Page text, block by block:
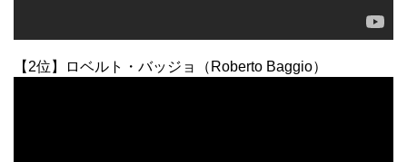
【2位】ロベルト・バッジョ（Roberto Baggio）